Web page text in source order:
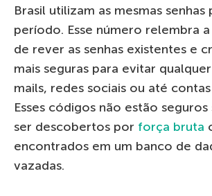
Brasil utilizam as mesmas
período. Esse número relembra
de rever as senhas existentes e
mais seguras para evitar
mails, redes sociais ou até
Esses códigos não estão
ser descobertos por força bruta
encontrados em um banco de
vazadas.